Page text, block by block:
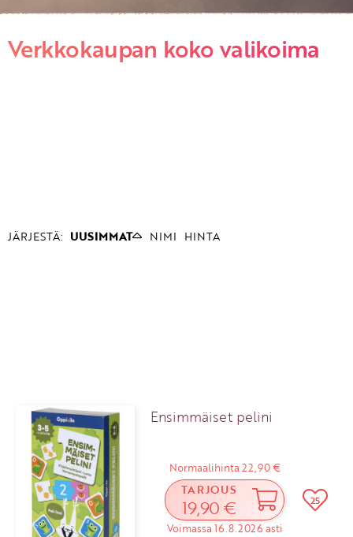
Verkkokaupan koko valikoima
JÄRJESTÄ: UUSIMMAT NIMI HINTA
Ensimmäiset pelini
Normaalihinta 22,90 €
TARJOUS
19,90 €
Voimassa 16.8.2026 asti
25